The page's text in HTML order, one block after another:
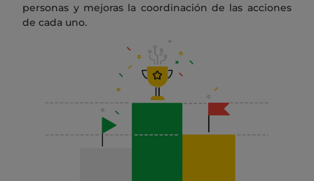
personas y mejoras la coordinación de las acciones
de cada uno.